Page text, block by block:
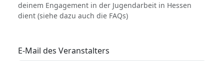
deinem Engagement in der Jugendarbeit in Hessen
dient (siehe dazu auch die FAQs)
E-Mail des Veranstalters